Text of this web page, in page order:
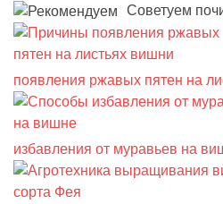
Советуем
появления ржавых пятен на
избавления от муравьев на